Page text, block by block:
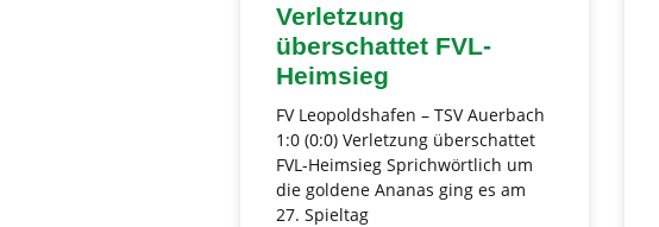
Verletzung
überschattet FVL-
Heimsieg
FV Leopoldshafen – TSV Auerbach
1:0 (0:0) Verletzung überschattet
FVL-Heimsieg Sprichwörtlich um
die goldene Ananas ging es am
27. Spieltag